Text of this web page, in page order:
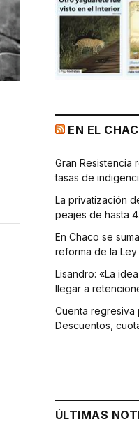
EN EL
Gran Resistencia
tasas de
La privatización
peajes de hasta
En Chaco se
reforma de la
Lisandro: «La
llegar a
Cuenta regresiva
Descuentos,
ÚLTIMAS